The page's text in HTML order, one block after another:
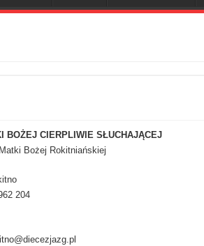
BOŻEJ CIERPLIWIE SŁUCHAJĄCEJ
Bożej Rokitniańskiej
204